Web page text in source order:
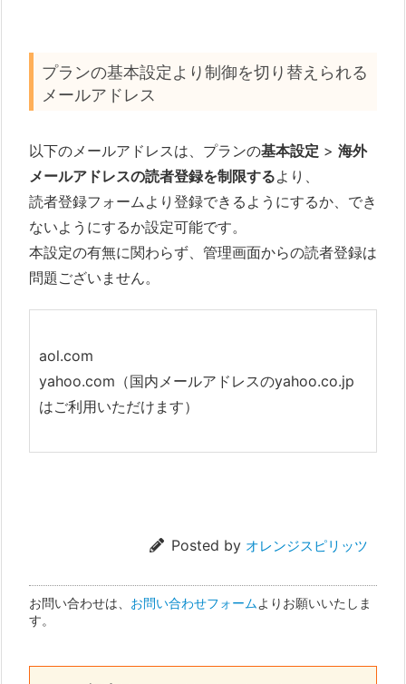
プランの基本設定より制御を切り替えられる
メールアドレス
以下のメールアドレスは、プランの基本設定 > 海外
メールアドレスの読者登録を制限するより、
読者登録フォームより登録できるようにするか、でき
ないようにするか設定可能です。
本設定の有無に関わらず、管理画面からの読者登録は
問題ございません。
aol.com
yahoo.com（国内メールアドレスのyahoo.co.jp
はご利用いただけます）
Posted by オレンジスピリッツ
お問い合わせは、 お問い合わせフォームよりお願いいたしま
す。